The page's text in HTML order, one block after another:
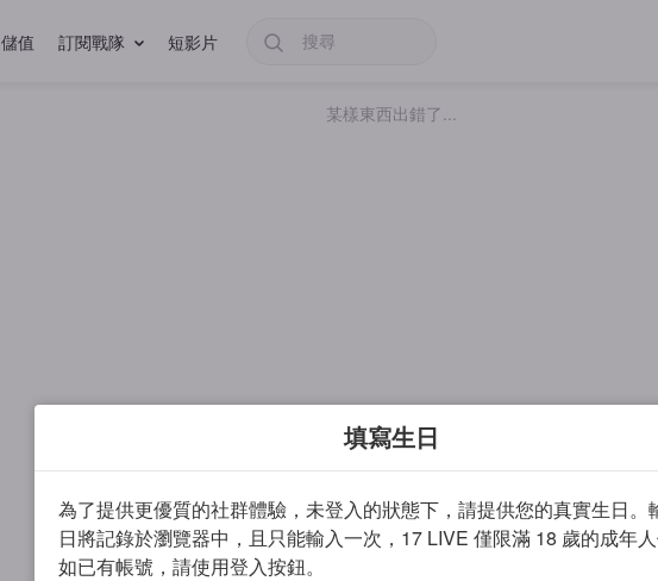
儲值 訂閱戰隊 短影片
某樣東西出錯了...
填寫生日
為了提供更優質的社群體驗，未登入的狀態下，請提供您的真實生日。
日將記錄於瀏覽器中，且只能輸入一次，17 LIVE 僅限滿 18 歲的成年人
如已有帳號，請使用登入按鈕。